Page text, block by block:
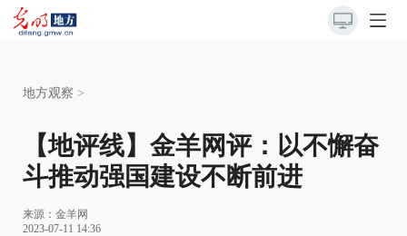
地方观察 >
【地评线】金羊网评：以不懈奋
斗推动强国建设不断前进
来源： 金羊网
2023-07-11 14:36